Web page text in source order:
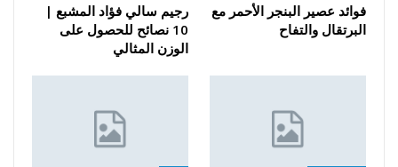
فوائد عصير البنجر الأحمر مع
البرتقال والتفاح
رجيم سالي فؤاد المشبع |
10 نصائح للحصول على
الوزن المثالي